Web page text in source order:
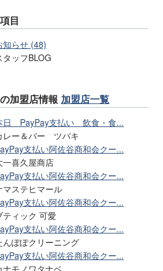
目
知らせ (48)
タッフBLOG
加盟店情報 加盟店一覧
日 PayPay支払い 飲食・食...
レー＆バー ツバキ
支払い阿佐谷商和会クー...
一喜久屋商店
支払い阿佐谷商和会クー...
マステヒマール
支払い阿佐谷商和会クー...
ティック 可愛
支払い阿佐谷商和会クー...
んぽぽクリーニング
支払い阿佐谷商和会クー...